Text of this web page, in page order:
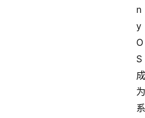
n
y
O
S
成
为
系